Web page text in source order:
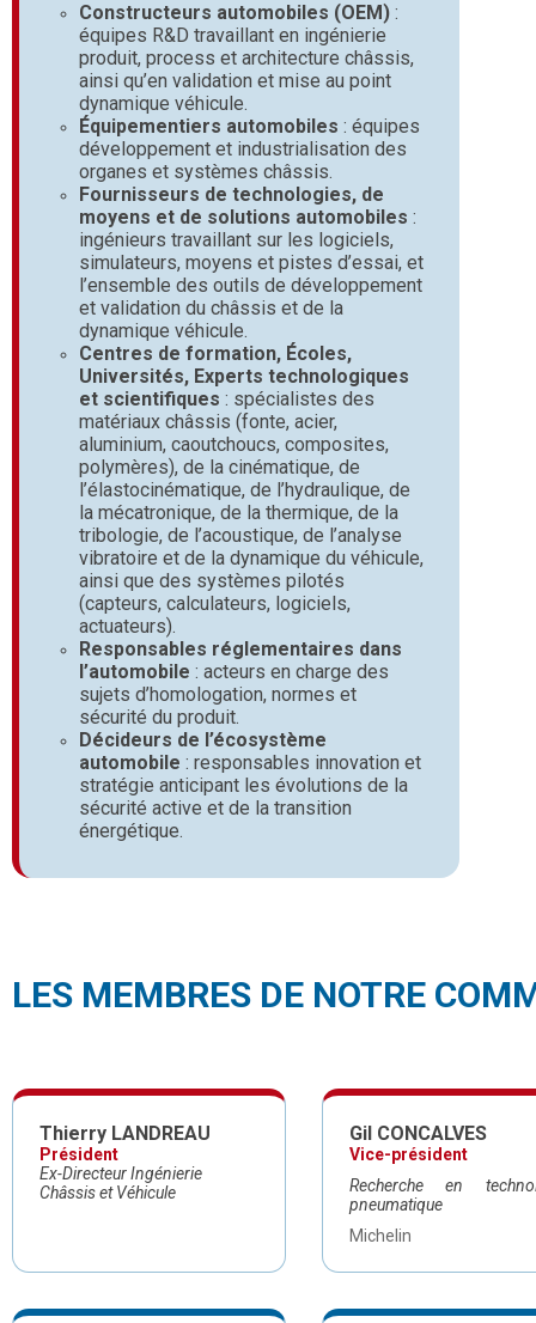
Constructeurs automobiles (OEM) :
équipes R&D travaillant en ingénierie
produit, process et architecture châssis,
ainsi qu’en validation et mise au point
dynamique véhicule.
Équipementiers automobiles : équipes
développement et industrialisation des
organes et systèmes châssis.
Fournisseurs de technologies, de
moyens et de solutions automobiles :
ingénieurs travaillant sur les logiciels,
simulateurs, moyens et pistes d’essai, et
l’ensemble des outils de développement
et validation du châssis et de la
dynamique véhicule.
Centres de formation, Écoles,
Universités, Experts technologiques
et scientifiques : spécialistes des
matériaux châssis (fonte, acier,
aluminium, caoutchoucs, composites,
polymères), de la cinématique, de
l’élastocinématique, de l’hydraulique, de
la mécatronique, de la thermique, de la
tribologie, de l’acoustique, de l’analyse
vibratoire et de la dynamique du véhicule,
ainsi que des systèmes pilotés
(capteurs, calculateurs, logiciels,
actuateurs).
Responsables réglementaires dans
l’automobile : acteurs en charge des
sujets d’homologation, normes et
sécurité du produit.
Décideurs de l’écosystème
automobile : responsables innovation et
stratégie anticipant les évolutions de la
sécurité active et de la transition
énergétique.
LES MEMBRES DE NOTRE
Thierry LANDREAU
Président
Ex-Directeur Ingénierie
Châssis et Véhicule
Gil CONCALVES
Vice-président
Recherche en
pneumatique
Michelin